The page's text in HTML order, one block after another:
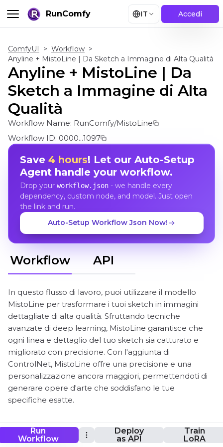
RunComfy IT Accedi
Run
Workflow
Deploy
as API
Train
LoRA
ComfyUI > Workflow >
Anyline + MistoLine | Da Sketch a Immagine di Alta Qualità
Anyline + MistoLine | Da
Sketch a Immagine di Alta
Qualità
Workflow Name: RunComfy/MistoLine
Workflow ID: 0000...1097
Save 4 hours! Let our Auto-Setup
Agent handle your workflow.
Drop your workflow.json- we handle every
dependency, custom node, and model. Just open
the link and run.
Auto-Setup Workflow Json Now!
Workflow API
In questo flusso di lavoro, puoi utilizzare il modello
MistoLine per trasformare i tuoi sketch in immagini
dettagliate di alta qualità. Sfruttando tecniche
avanzate di deep learning, MistoLine garantisce che
ogni linea e dettaglio del tuo sketch sia catturato e
migliorato con precisione. Con l'aggiunta di
ControlNet, MistoLine offre una precisione e una
personalizzazione ancora maggiori, permettendoti di
generare opere d'arte che soddisfano le tue
specifiche esatte.
ComfyUI MistoLine Flusso di lavoro